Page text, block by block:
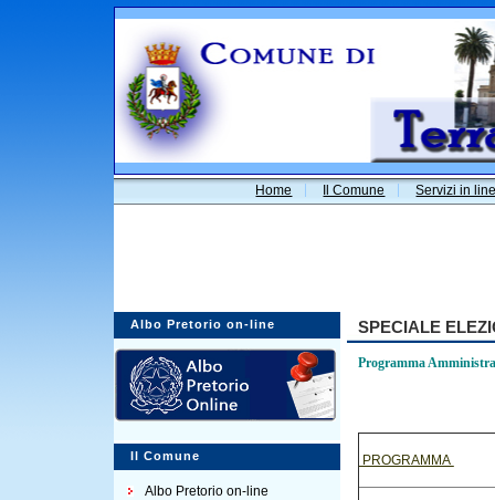
Home Il Comune Servizi in
Albo Pretorio on-line
Il Comune
Albo Pretorio on-line
SPECIALE
Programma
PROGRAMMA